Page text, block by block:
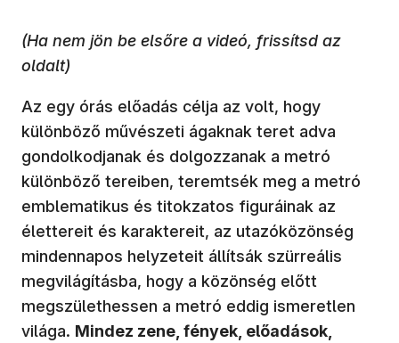
(Ha nem jön be elsőre a videó, frissítsd az
oldalt)
Az egy órás előadás célja az volt, hogy
különböző művészeti ágaknak teret adva
gondolkodjanak és dolgozzanak a metró
különböző tereiben, teremtsék meg a metró
emblematikus és titokzatos figuráinak az
élettereit és karaktereit, az utazóközönség
mindennapos helyzeteit állítsák szürreális
megvilágításba, hogy a közönség előtt
megszülethessen a metró eddig ismeretlen
világa. Mindez zene, fények, előadások,